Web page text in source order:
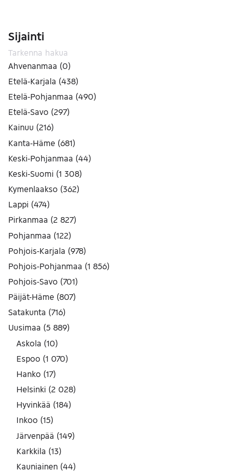
Sijainti
Ahvenanmaa (0)
Etelä-Karjala (438)
Etelä-Pohjanmaa (490)
Etelä-Savo (297)
Kainuu (216)
Kanta-Häme (681)
Keski-Pohjanmaa (44)
Keski-Suomi (1 308)
Kymenlaakso (362)
Lappi (474)
Pirkanmaa (2 827)
Pohjanmaa (122)
Pohjois-Karjala (978)
Pohjois-Pohjanmaa (1 856)
Pohjois-Savo (701)
Päijät-Häme (807)
Satakunta (716)
Uusimaa (5 889)
Askola (10)
Espoo (1 070)
Hanko (17)
Helsinki (2 028)
Hyvinkää (184)
Inkoo (15)
Järvenpää (149)
Karkkila (13)
Kauniainen (44)